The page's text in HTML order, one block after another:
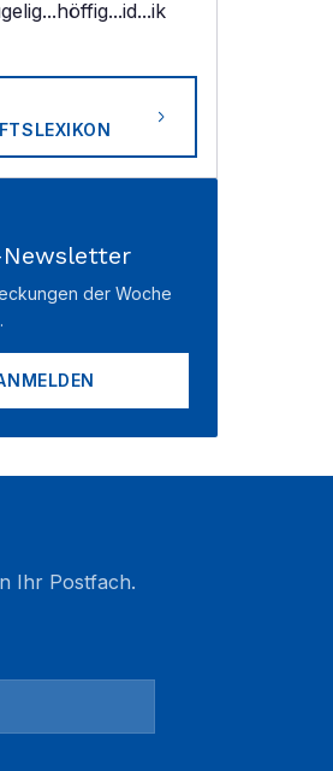
...höffig...id...ik
der Woche
Ihr Postfach.